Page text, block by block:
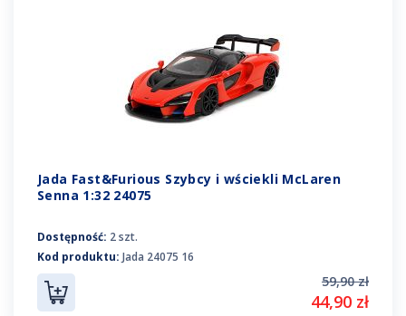
Jada Fast&Furious Szybcy i wściekli McLaren
Senna 1:32 24075
Dostępność: 2 szt.
Kod produktu: Jada 24075 16
59,90 zł
44,90 zł